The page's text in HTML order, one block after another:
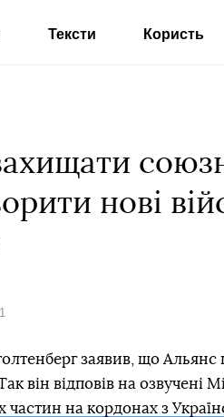
Тексти Користь
нові
заявив, що Альянс
він відповів на озвучені
частин на кордонах з